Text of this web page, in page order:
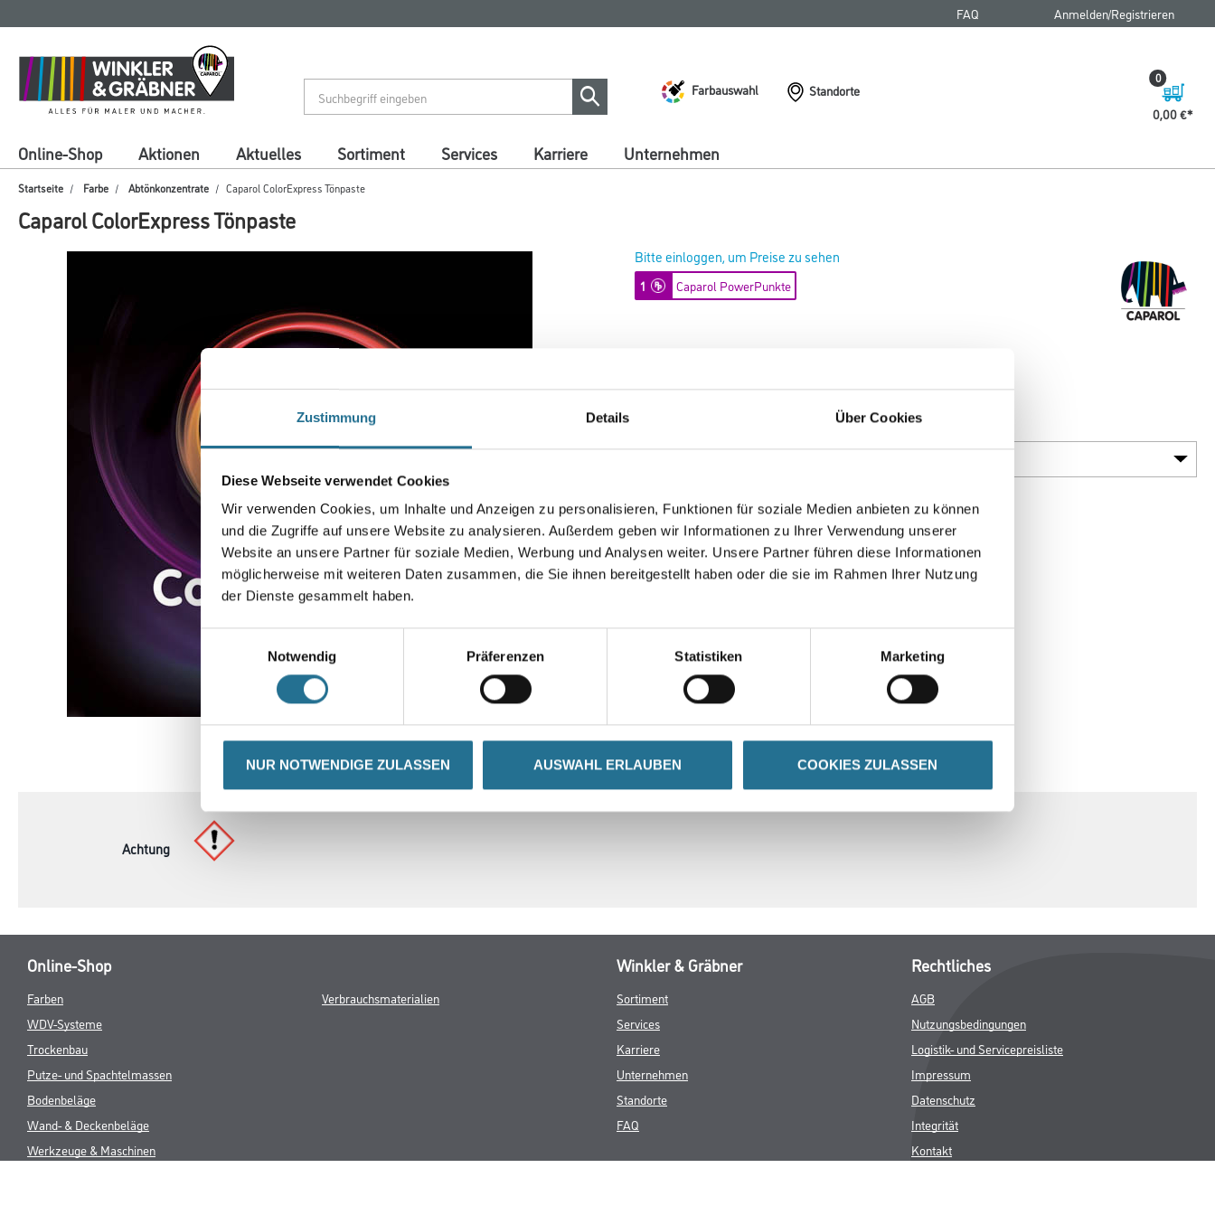
Zustimmung Details Über Cookies
Diese Webseite verwendet Cookies
Wir verwenden Cookies, um Inhalte und Anzeigen zu personalisieren, Funktionen für soziale Medien anbieten zu können
und die Zugriffe auf unsere Website zu analysieren. Außerdem geben wir Informationen zu Ihrer Verwendung unserer
Website an unsere Partner für soziale Medien, Werbung und Analysen weiter. Unsere Partner führen diese Informationen
möglicherweise mit weiteren Daten zusammen, die Sie ihnen bereitgestellt haben oder die sie im Rahmen Ihrer Nutzung
der Dienste gesammelt haben.
Notwendig
Präferenzen Statistiken Marketing
NUR NOTWENDIGE ZULASSEN AUSWAHL ERLAUBEN COOKIES ZULASSEN
springen
springen
FAQ Anmelden/Registrieren
Farbauswahl
Standorte
0,00 €
0
Online-Shop Aktionen Aktuelles Sortiment Services Karriere Unternehmen
Startseite Farbe Abtönkonzentrate Caparol ColorExpress Tönpaste
Caparol ColorExpress Tönpaste
Bitte einloggen, um Preise zu sehen
1 Caparol PowerPunkte
Art-Nr.:1001-013646
Umrechnungsfaktoren
CURRENT
TAB:
PRODUKTEIGENSCHAFTEN ZUSATZINFOS GEFAHRENHINWEISE SPEZIFIKATIONEN
Achtung
Online-Shop
Farben
WDV-Systeme
Trockenbau
Putze- und Spachtelmassen
Bodenbeläge
Wand- & Deckenbeläge
Werkzeuge & Maschinen
Verbrauchsmaterialien
Winkler & Gräbner
Sortiment
Services
Karriere
Unternehmen
Standorte
FAQ
Rechtliches
AGB
Nutzungsbedingungen
Logistik- und Servicepreisliste
Impressum
Datenschutz
Integrität
Kontakt